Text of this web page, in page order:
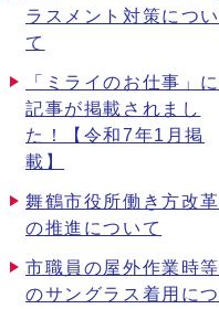
ラスメント対策につい
て
「ミライのお仕事」に
記事が掲載されまし
た！【令和7年1月掲
載】
舞鶴市役所働き方改革
の推進について
市職員の屋外作業時等
のサングラス着用につ